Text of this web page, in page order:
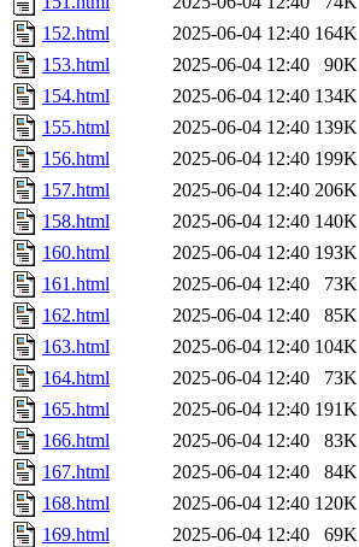
152.html
2025-06-04 12:40 164K
153.html
2025-06-04 12:40
90K
154.html
2025-06-04 12:40 134K
155.html
2025-06-04 12:40 139K
156.html
2025-06-04 12:40 199K
157.html
2025-06-04 12:40 206K
158.html
2025-06-04 12:40 140K
160.html
2025-06-04 12:40 193K
161.html
2025-06-04 12:40
73K
162.html
2025-06-04 12:40
85K
163.html
2025-06-04 12:40 104K
164.html
2025-06-04 12:40
73K
165.html
2025-06-04 12:40 191K
166.html
2025-06-04 12:40
83K
167.html
2025-06-04 12:40
84K
168.html
2025-06-04 12:40 120K
169.html
2025-06-04 12:40
69K